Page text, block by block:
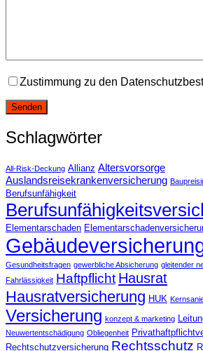
Zustimmung zu den
Schlagwörter
All-Risk-Deckung Allianz Altersvorsorge
Auslandsreisekrankenversicherung
Berufsunfähigkeit
Elementarschaden
Gesundheitsfragen gewerbliche Absicherung gleitender
Fahrlässigkeit Haftpflicht Hausrat
Hausratversicherung HUK
Versicherung konzept & marketing
Neuwertentschädigung Obliegenheit
Rechtschutzversicherung Rechtsschutz